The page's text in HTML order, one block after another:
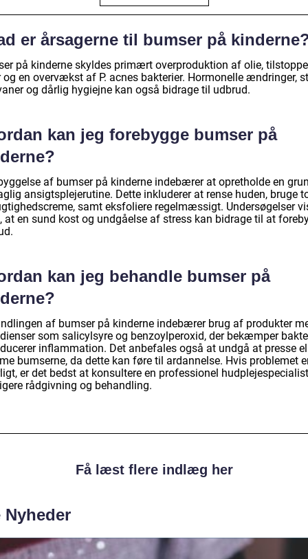
er årsagerne til bumser på
på kinderne skyldes primært overproduktion af olie,
og en overvækst af P. acnes bakterier. Hormonelle ændringer,
og dårlig hygiejne kan også bidrage til udbrud.
kan jeg forebygge bumser på
af bumser på kinderne indebærer at opretholde en
ansigtsplejerutine. Dette inkluderer at rense huden, bruge
samt eksfoliere regelmæssigt. Undersøgelser
at en sund kost og undgåelse af stress kan bidrage til at
kan jeg behandle bumser på
af bumser på kinderne indebærer brug af produkter
som salicylsyre og benzoylperoxid, der bekæmper
inflammation. Det anbefales også at undgå at presse
bumserne, da dette kan føre til ardannelse. Hvis problemet
er det bedst at konsultere en professionel
rådgivning og behandling.
Få læst flere indlæg her
Nyheder